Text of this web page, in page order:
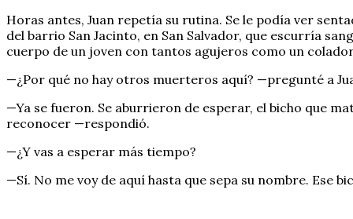
Horas antes, Juan repetía su rutina. Se le podía ver
del barrio San Jacinto, en San Salvador, que escurría
cuerpo de un joven con tantos agujeros como un
—¿Por qué no hay otros muerteros aquí? —pregunté a
—Ya se fueron. Se aburrieron de esperar, el bicho que
reconocer —respondió.
—¿Y vas a esperar más tiempo?
—Sí. No me voy de aquí hasta que sepa su nombre. Ese